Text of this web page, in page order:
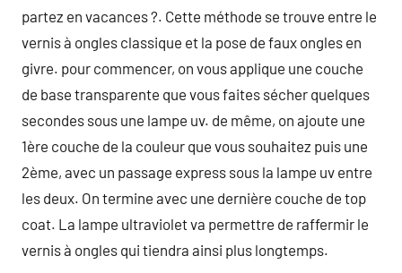
partez en vacances ?. Cette méthode se trouve entre le
vernis à ongles classique et la pose de faux ongles en
givre. pour commencer, on vous applique une couche
de base transparente que vous faites sécher quelques
secondes sous une lampe uv. de même, on ajoute une
1ère couche de la couleur que vous souhaitez puis une
2ème, avec un passage express sous la lampe uv entre
les deux. On termine avec une dernière couche de top
coat. La lampe ultraviolet va permettre de raffermir le
vernis à ongles qui tiendra ainsi plus longtemps.